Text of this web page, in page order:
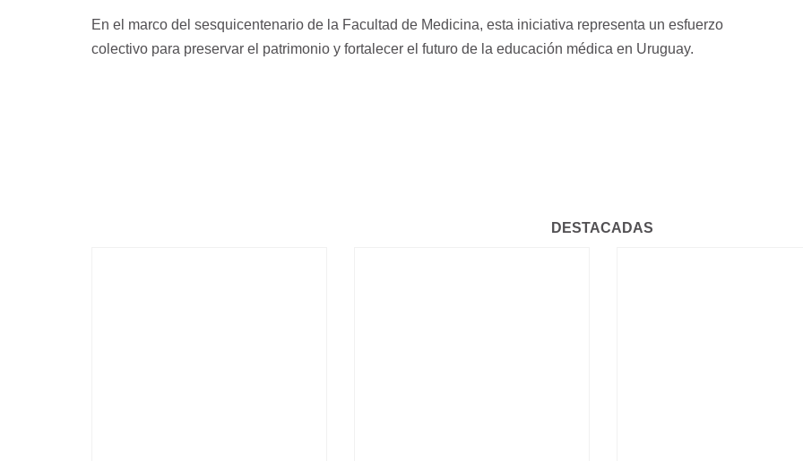
En el marco del sesquicentenario de la Facultad de Medicina, esta iniciativa representa un esfuerzo
colectivo para preservar el patrimonio y fortalecer el futuro de la educación médica en Uruguay.
DESTACADAS